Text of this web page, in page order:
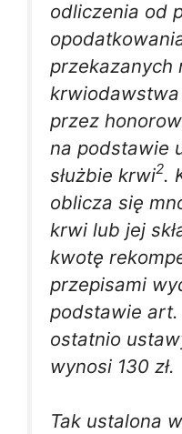
odliczenia od
przekazanych
przez
na podstawie
służbie krwi2.
oblicza się
krwi lub jej
kwotę
przepisami
podstawie art.
ostatnio
wynosi 130 zł.
Tak ustalona